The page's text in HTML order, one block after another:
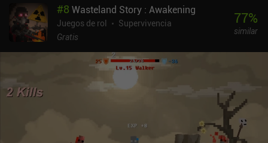
#8 Wasteland Story : Awakening
Juegos de rol
Supervivencia
Gratis
77%
similar